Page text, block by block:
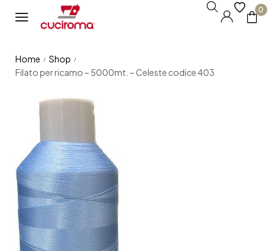
0
Home / Shop /
Filato per ricamo – 5000mt. – Celeste codice 403